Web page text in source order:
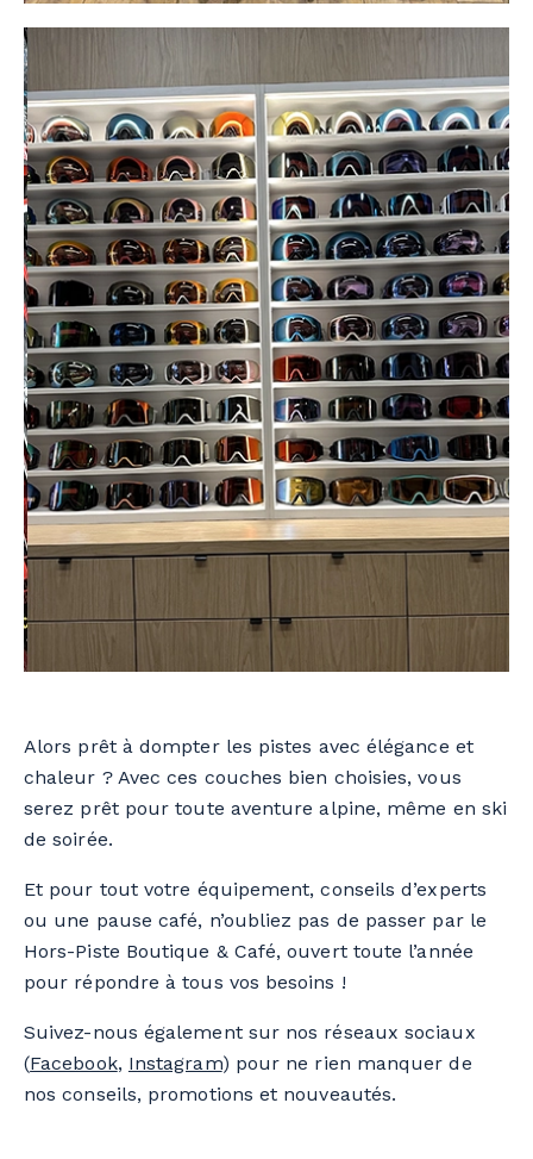
Alors prêt à dompter les pistes avec élégance et
chaleur ? Avec ces couches bien choisies, vous
serez prêt pour toute aventure alpine, même en ski
de soirée.
Et pour tout votre équipement, conseils d’experts
ou une pause café, n’oubliez pas de passer par le
Hors-Piste Boutique & Café, ouvert toute l’année
pour répondre à tous vos besoins !
Suivez-nous également sur nos réseaux sociaux
(Facebook, Instagram) pour ne rien manquer de
nos conseils, promotions et nouveautés.